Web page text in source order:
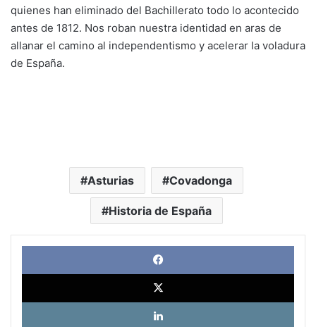
quienes han eliminado del Bachillerato todo lo acontecido
antes de 1812. Nos roban nuestra identidad en aras de
allanar el camino al independentismo y acelerar la voladura
de España.
Asturias Covadonga
Historia de España
X